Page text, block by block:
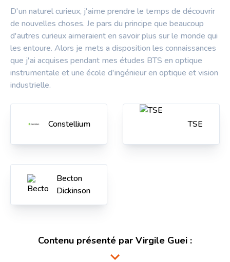
D'un naturel curieux, j'aime prendre le temps de découvrir
de nouvelles choses. Je pars du principe que beaucoup
d'autres curieux aimeraient en savoir plus sur le monde qui
les entoure. Alors je mets a disposition les connaissances
que j'ai acquises pendant mes études BTS en optique
instrumentale et une école d'ingénieur en optique et vision
industrielle.
Constellium TSE
Becton
Dickinson
Contenu présenté par Virgile Guei :